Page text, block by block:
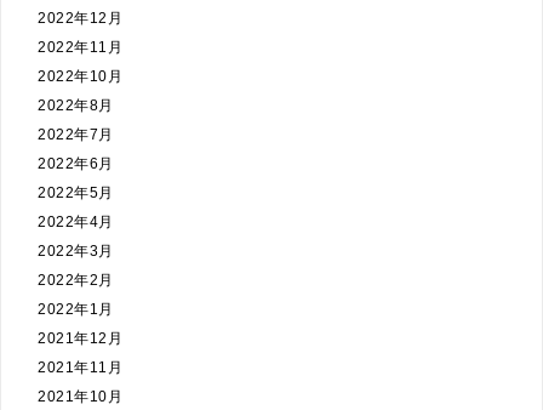
2022年12月
2022年11月
2022年10月
2022年8月
2022年7月
2022年6月
2022年5月
2022年4月
2022年3月
2022年2月
2022年1月
2021年12月
2021年11月
2021年10月